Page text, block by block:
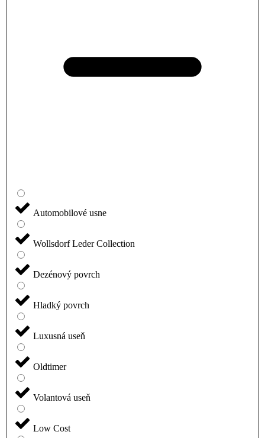
Automobilové usne
Wollsdorf Leder Collection
Dezénový povrch
Hladký povrch
Luxusná useň
Oldtimer
Volantová useň
Low Cost